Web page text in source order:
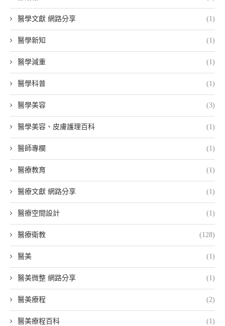
醫學文獻 網路分享 (1)
醫學新知 (1)
醫學減重 (1)
醫學科普 (1)
醫學美容 (3)
醫學美容、皮膚護理百科 (1)
醫師專欄 (1)
醫療教育 (1)
醫療文獻 網路分享 (1)
醫療空間設計 (1)
醫療衛教 (128)
醫美 (1)
醫美微整 網路分享 (1)
醫美療程 (2)
醫美療程百科 (1)